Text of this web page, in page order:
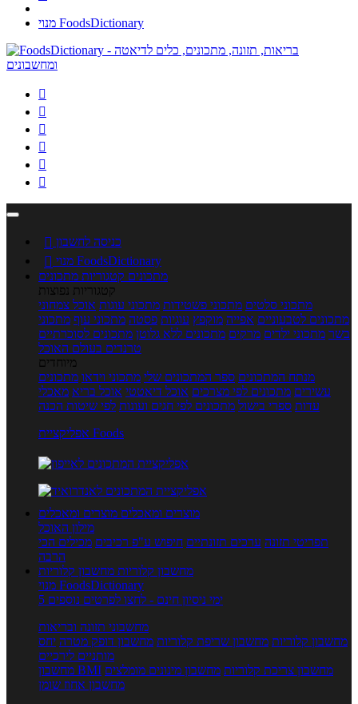
מנוי FoodsDictionary






 כניסה לחשבון

מנוי FoodsDictionary
מתכונים קטגוריות מתכונים
קטגוריות נפוצות
מתכוני סלטים מתכוני פשטידות מתכוני עוגות אוכל צמחוני
מתכונים לטבעוניים אפייה מוקפץ עוגיות פסטה מתכוני עוף מתכוני
בשר מתכוני ילדים מרקים מתכונים ללא גלוטן מתכונים לסוכרתיים
טרנדים בעולם האוכל
מיוחדים
מנתח המתכונים ספר המתכונים שלי מתכוני וידאו מתכונים
עשירים מתכונים לפי מצרכים אוכל דיאטטי אוכל בריא מאכלי
עדות ספרי בישול מתכונים לפי חגים ועונות לפי שיטות הכנה
אפליקציית Foods
מוצרים ומאכלים מוצרים ומאכלים
מילון האוכל
תפריטי תזונה ערכים תזונתיים חיפוש ע"פ רכיבים מכילים הכי
הרבה
מחשבון קלוריות מחשבון קלוריות
מנוי FoodsDictionary
5 ימי ניסיון חינם - לחצו לפרטים נוספים
מחשבוני תזונה ובריאות
מחשבון קלוריות מחשבון שריפת קלוריות מחשבון דופק מטרה יחס
מותניים לירכיים
מחשבון BMI
מחשבון צריכת קלוריות מחשבון מינונים מומלצים
מחשבון אחוז שומן